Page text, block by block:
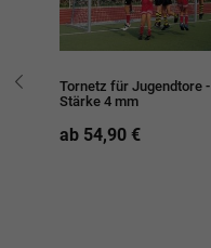
Tornetz für Jugendtore -
Stärke 4 mm
ab 54,90 €